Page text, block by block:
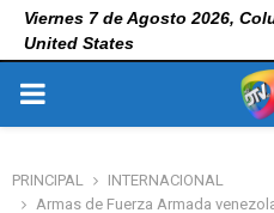
Viernes 7 de Agosto 2026,
United States
PRIMARY
PRINCIPAL
INTERNACIONAL
Armas de Fuerza Armada